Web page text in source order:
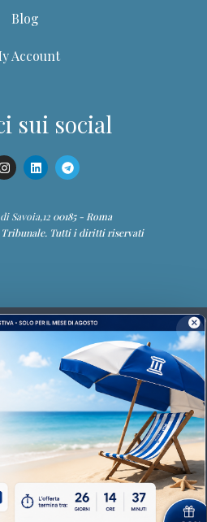
Blog
Account
sui social
Savoia,1200185 - Roma
Tribunale. Tutti i diritti riservati
Posso aiutarti a trovare
e contenuti della
🎥 Webinar
👤 I miei corsi